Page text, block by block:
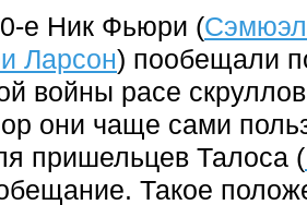
е Ник Фьюри (
Ларсон) пообещали
войны расе
они чаще сами
пришельцев Талоса (
Такое